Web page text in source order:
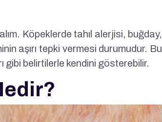
Köpeklerde tahıl alerjisi, buğday,
aşırı tepki vermesi durumudur. Bu
gibi belirtilerle kendini gösterebilir.